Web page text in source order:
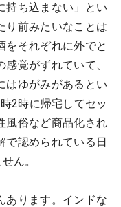
持ち込まない」とい
り前みたいなことは
をそれぞれに外でと
覚がずれていて、
はゆがみがあるとい
2時に帰宅してセッ
風俗など商品化され
で認められている日
ん。
あります。インドな